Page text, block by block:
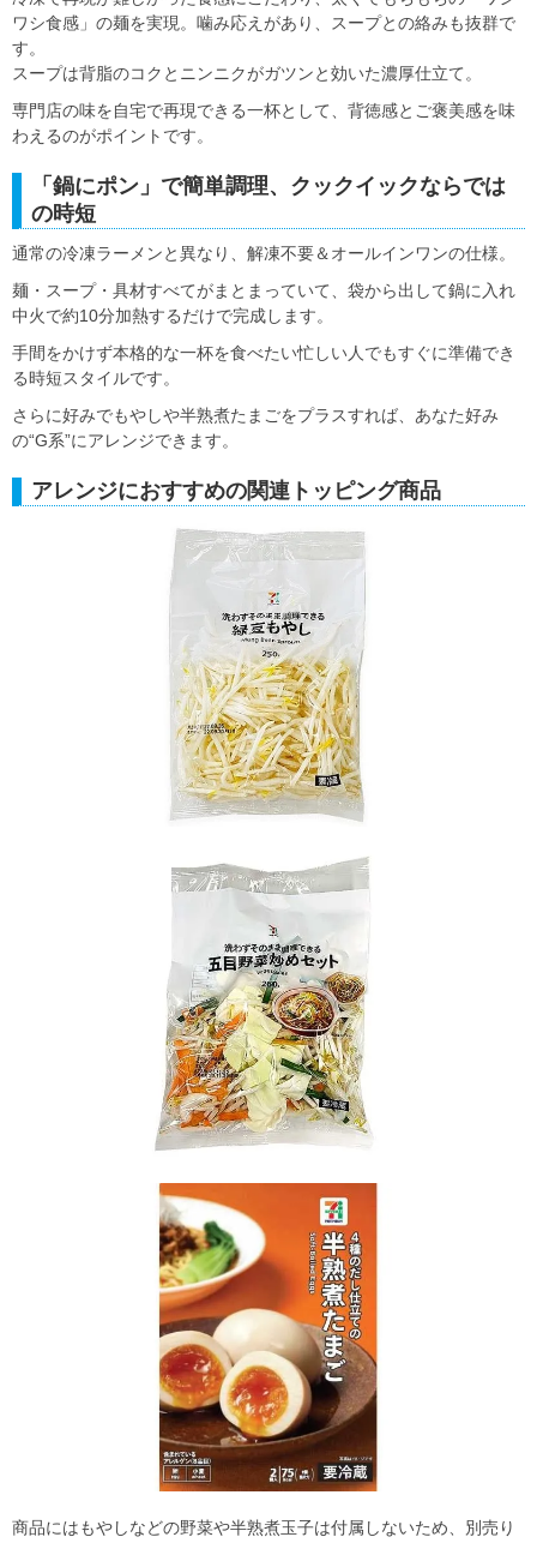
ワシ食感」の麺を実現。噛み応えがあり、スープとの絡みも抜群で
す。
スープは背脂のコクとニンニクがガツンと効いた濃厚仕立て。
専門店の味を自宅で再現できる一杯として、背徳感とご褒美感を味
わえるのがポイントです。
「鍋にポン」で簡単調理、クックイックならでは
の時短
通常の冷凍ラーメンと異なり、解凍不要＆オールインワンの仕様。
麺・スープ・具材すべてがまとまっていて、袋から出して鍋に入れ
中火で約10分加熱するだけで完成します。
手間をかけず本格的な一杯を食べたい忙しい人でもすぐに準備でき
る時短スタイルです。
さらに好みでもやしや半熟煮たまごをプラスすれば、あなた好み
の“G系”にアレンジできます。
アレンジにおすすめの関連トッピング商品
商品にはもやしなどの野菜や半熟煮玉子は付属しないため、別売り